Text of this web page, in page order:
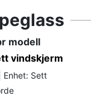
modell
vindskjerm
Enhet: Sett